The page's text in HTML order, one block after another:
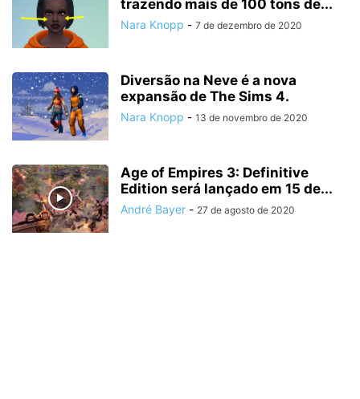
trazendo mais de 100 tons de...
Nara Knopp - 7 de dezembro de 2020
Diversão na Neve é a nova
expansão de The Sims 4.
Nara Knopp - 13 de novembro de 2020
Age of Empires 3: Definitive
Edition será lançado em 15 de...
André Bayer - 27 de agosto de 2020